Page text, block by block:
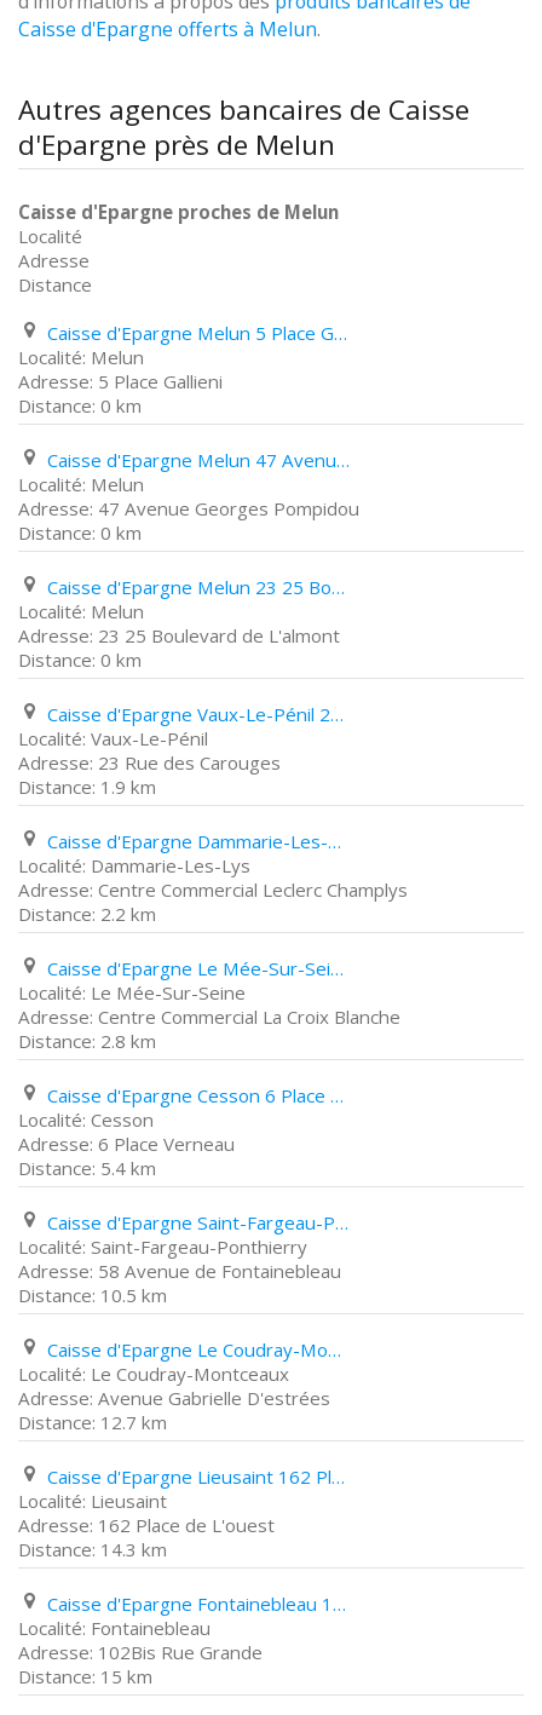
Caisse d'Epargne offerts à Melun.
Autres agences bancaires de Caisse
d'Epargne près de Melun
Caisse d'Epargne proches de Melun
Localité
Adresse
Distance
Caisse d'Epargne Melun 5 Place Gallieni
Melun
5 Place Gallieni
0 km
Caisse d'Epargne Melun 47 Avenue Georges Pompidou
Melun
47 Avenue Georges Pompidou
0 km
Caisse d'Epargne Melun 23 25 Boulevard de L'almont
Melun
23 25 Boulevard de L'almont
0 km
Caisse d'Epargne Vaux-Le-Pénil 23 Rue des Carouges
Vaux-Le-Pénil
23 Rue des Carouges
1.9 km
Caisse d'Epargne Dammarie-Les-Lys Centre Commercial Leclerc Champlys
Dammarie-Les-Lys
Centre Commercial Leclerc Champlys
2.2 km
Caisse d'Epargne Le Mée-Sur-Seine Centre Commercial La Croix Blanche
Le Mée-Sur-Seine
Centre Commercial La Croix Blanche
2.8 km
Caisse d'Epargne Cesson 6 Place Verneau
Cesson
6 Place Verneau
5.4 km
Caisse d'Epargne Saint-Fargeau-Ponthierry 58 Avenue de Fontainebleau
Saint-Fargeau-Ponthierry
58 Avenue de Fontainebleau
10.5 km
Caisse d'Epargne Le Coudray-Montceaux Avenue Gabrielle D'estrées
Le Coudray-Montceaux
Avenue Gabrielle D'estrées
12.7 km
Caisse d'Epargne Lieusaint 162 Place de L'ouest
Lieusaint
162 Place de L'ouest
14.3 km
Caisse d'Epargne Fontainebleau 102Bis Rue Grande
Fontainebleau
102Bis Rue Grande
15 km